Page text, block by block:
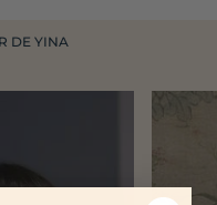
DE YINA